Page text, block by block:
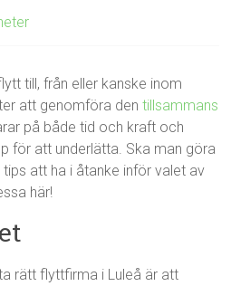
till, från eller kanske inom
att genomföra dentillsammans
på både tid och kraft och
för att underlätta. Ska man göra
att ha i åtanke inför valet av
här!
rätt flyttfirma i Luleå är att